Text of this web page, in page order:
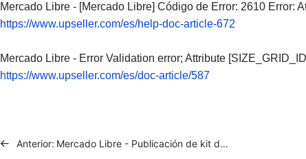
Mercado Libre - [Mercado Libre] Código de Error: 2610 Error:
https://www.upseller.com/es/help-doc-article-672
Mercado Libre - Error Validation error; Attribute
https://www.upseller.com/es/doc-article/587
Anterior: Mercado Libre - Publicación de kit de User Product